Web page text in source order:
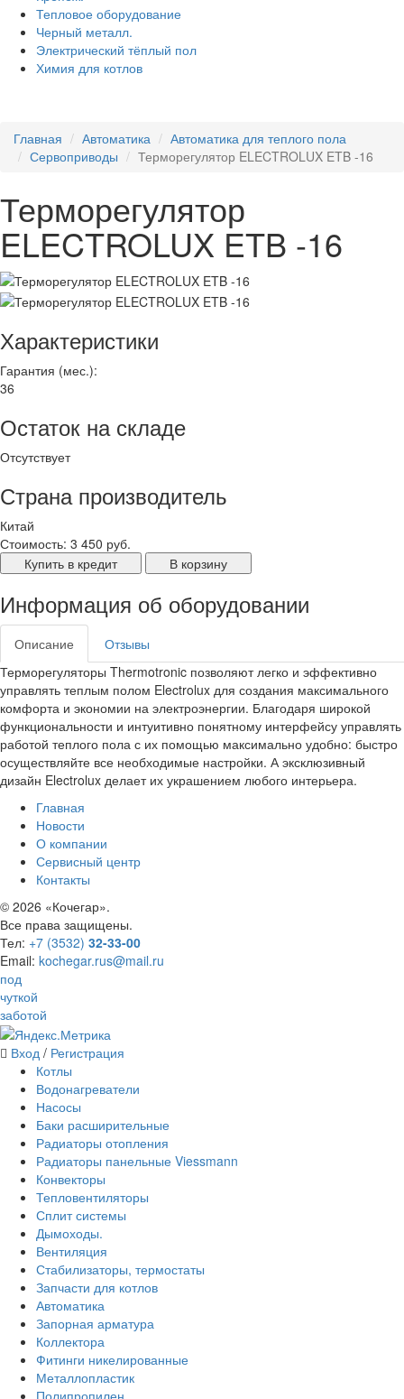
Тепловое оборудование
Черный металл.
Электрический тёплый пол
Химия для котлов
Главная Автоматика
Автоматика для теплого пола
Сервоприводы
Терморегулятор ELECTROLUX ETB -16
Терморегулятор
ELECTROLUX ETB -16
Характеристики
Гарантия (мес.):
36
Остаток на складе
Отсутствует
Страна производитель
Китай
Стоимость: 3 450 руб.
Купить в кредит
В корзину
Информация об оборудовании
Описание
Отзывы
Терморегуляторы Thermotronic позволяют легко и эффективно
управлять теплым полом Electrolux для создания максимального
комфорта и экономии на электроэнергии. Благодаря широкой
функциональности и интуитивно понятному интерфейсу управлять
работой теплого пола с их помощью максимально удобно: быстро
осуществляйте все необходимые настройки. А эксклюзивный
дизайн Electrolux делает их украшением любого интерьера.
Главная
Новости
О компании
Сервисный центр
Контакты
© 2026 «Кочегар».
Все права защищены.
Тел: +7 (3532) 32-33-00
Email: kochegar.rus@mail.ru
под
чуткой
заботой
Вход / Регистрация
Котлы
Водонагреватели
Насосы
Баки расширительные
Радиаторы отопления
Радиаторы панельные Viessmann
Конвекторы
Тепловентиляторы
Сплит системы
Дымоходы.
Вентиляция
Стабилизаторы, термостаты
Запчасти для котлов
Автоматика
Запорная арматура
Коллектора
Фитинги никелированные
Металлопластик
Полипропилен